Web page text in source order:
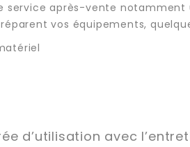
service après-vente
vos équipements,
d’utilisation avec